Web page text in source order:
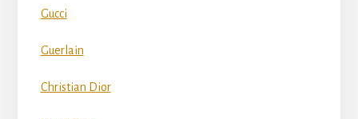
Gucci
Guerlain
Christian Dior